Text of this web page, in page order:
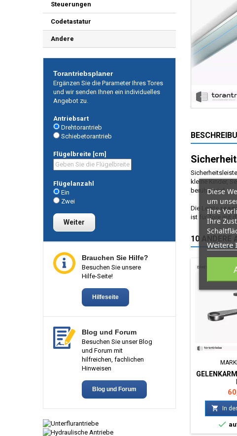
Steuerungen
Codetastatur
Andere
Torantriebsplaner
Ergänzen Sie die Parameter Ihres Tores
und wir senden Ihnen ein individuelles
Angebot zu.
Antriebsart
Drehtorantrieb
Schiebetorantrieb
Flügelbreite [cm]
Flügelanzahl
Ein
Zwei
Weiter
Brauchen Sie Hilfe?
Besuchen Sie unsere
Hilfe-Seite!
Hilfeseite
Blog und Forum
Besuchen Sie unser Blog
und Forum mit
hilfreichen, fachlichen
Hinweisen
Blog und Forum
kleine Kinder,
berührt wird.
Die Leiste
ist für Tore mit
10 ANDERE
 In

Diese
um
Ihre
Ihre
Weitere